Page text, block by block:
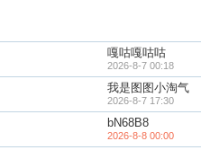
嘎咕嘎咕咕
2026-8-7 00:18
我是图图小淘气
2026-8-7 17:30
bN68B8
2026-8-8 00:00